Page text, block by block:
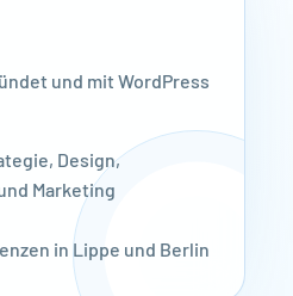
und mit WordPress
Design,
Marketing
in Lippe und Berlin